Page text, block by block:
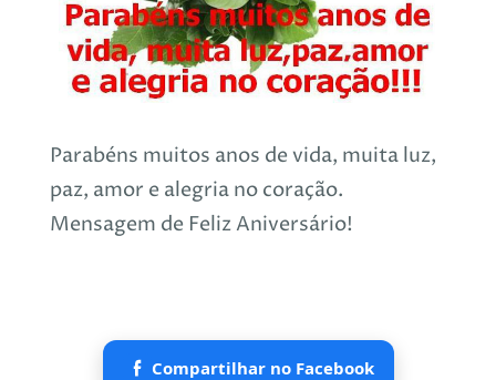
Parabéns muitos anos de vida, muita luz,
paz, amor e alegria no coração.
Mensagem de Feliz Aniversário!
Compartilhar no Facebook